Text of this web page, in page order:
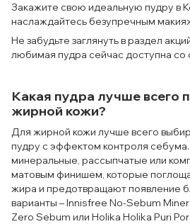
Закажите свою идеальную пудру в
наслаждайтесь безупречным
Не забудьте заглянуть в раздел
любимая пудра сейчас доступна со
Какая пудра лучше всего
жирной кожи?
Для жирной кожи лучше всего
пудру с эффектом контроля
минеральные, рассыпчатые или
матовым финишем, которые
жира и предотвращают появление
варианты – Innisfree No-Sebum
Zero Sebum или Holika Holika Puri